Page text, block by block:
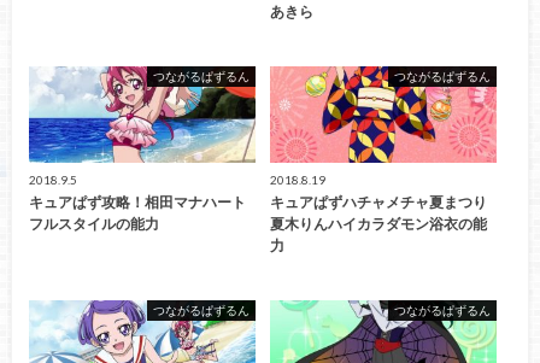
あきら
つながるぱずるん
2018.9.5
キュアぱず攻略！相田マナハート
フルスタイルの能力
つながるぱずるん
2018.8.19
キュアぱずハチャメチャ夏まつり
夏木りんハイカラダモン浴衣の能
力
つながるぱずるん つながるぱずるん